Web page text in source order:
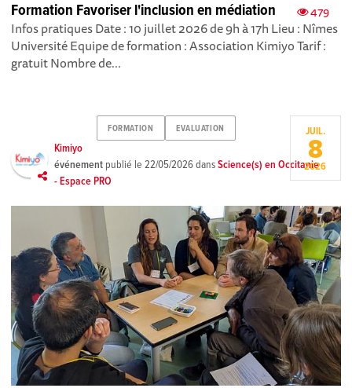
479
Formation Favoriser l'inclusion en médiation
Infos pratiques Date : 10 juillet 2026 de 9h à 17h Lieu : Nîmes
Université Equipe de formation : Association Kimiyo Tarif :
gratuit Nombre de...
FORMATION EVALUATION
Kimiyo
événement publié le22/05/2026dansScience(s) en Occitanie
- Espace PRO
JUIL.
8
2026